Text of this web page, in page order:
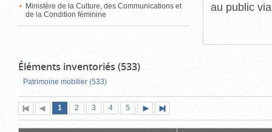
Ministère de la Culture, des Communications et
de la Condition féminine
au public
Éléments inventoriés (533)
Patrimoine mobilier (533)
Première
page
Page
précédente
Page
1 (page
actuelle)
Page
2 Page
3 Page
4 Page
5
suivante
page